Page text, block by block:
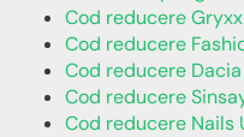
Cod reducere Gryxx
Cod reducere
Cod reducere
Cod reducere
Cod reducere Nails